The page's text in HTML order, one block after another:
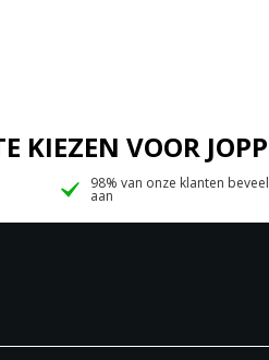
KIEZEN VOOR
98% van onze klanten
aan